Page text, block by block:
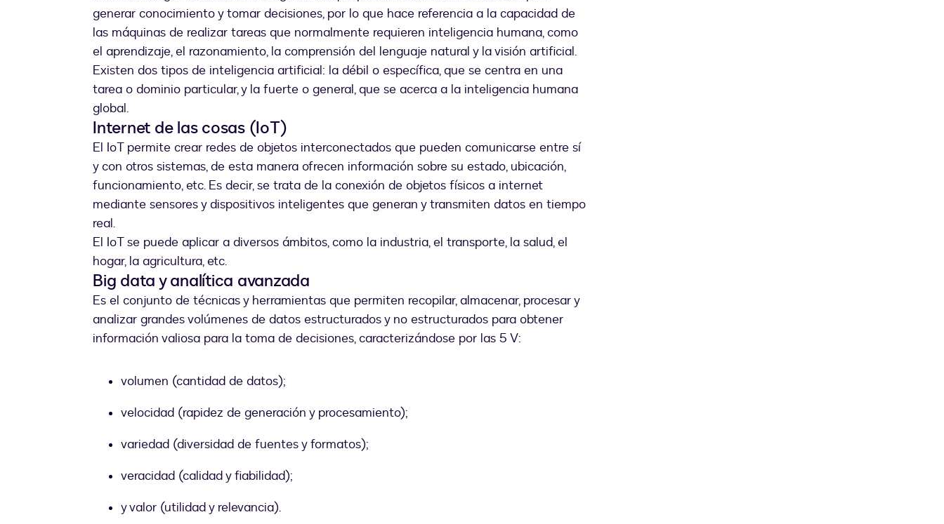
generar conocimiento y tomar decisiones, por lo que hace referencia a la capacidad de
las máquinas de realizar tareas que normalmente requieren inteligencia humana, como
el aprendizaje, el razonamiento, la comprensión del lenguaje natural y la visión artificial.
Existen dos tipos de inteligencia artificial: la débil o específica, que se centra en una
tarea o dominio particular, y la fuerte o general, que se acerca a la inteligencia humana
global.
Internet de las cosas (IoT)
El IoT permite crear redes de objetos interconectados que pueden comunicarse entre sí
y con otros sistemas, de esta manera ofrecen información sobre su estado, ubicación,
funcionamiento, etc. Es decir, se trata de la conexión de objetos físicos a internet
mediante sensores y dispositivos inteligentes que generan y transmiten datos en tiempo
real.
El IoT se puede aplicar a diversos ámbitos, como la industria, el transporte, la salud, el
hogar, la agricultura, etc.
Big data y analítica avanzada
Es el conjunto de técnicas y herramientas que permiten recopilar, almacenar, procesar y
analizar grandes volúmenes de datos estructurados y no estructurados para obtener
información valiosa para la toma de decisiones, caracterizándose por las 5 V:
volumen (cantidad de datos);
velocidad (rapidez de generación y procesamiento);
variedad (diversidad de fuentes y formatos);
veracidad (calidad y fiabilidad);
y valor (utilidad y relevancia).